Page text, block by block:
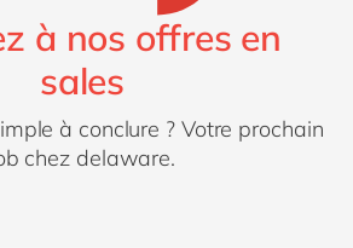
à nos offres en
sales
à conclure ? Votre prochain
chez delaware.